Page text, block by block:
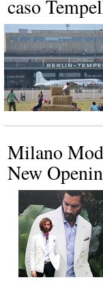
caso
Milano
New